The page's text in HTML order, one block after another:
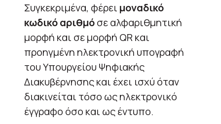
Συγκεκριμένα, φέρει μοναδικό
κωδικό αριθμόσε αλφαριθμητική
μορφή και σε μορφή QR και
προηγμένη ηλεκτρονική υπογραφή
του Υπουργείου Ψηφιακής
Διακυβέρνησης και έχει ισχύ όταν
διακινείται τόσο ως ηλεκτρονικό
έγγραφο όσο και ως έντυπο.